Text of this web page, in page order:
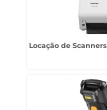
Locação de